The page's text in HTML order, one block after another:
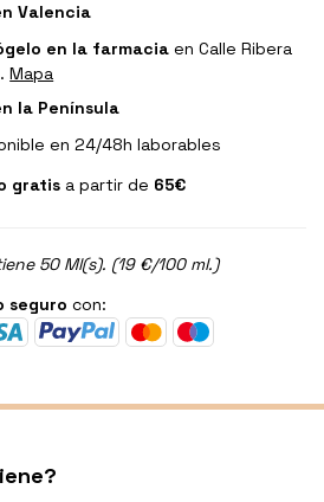
Valencia
en la farmacia en Calle Ribera
Mapa
la Península
en 24/48h laborables
gratis a partir de 65€
50 Ml(s). (19 €/100 ml.)
seguro con: